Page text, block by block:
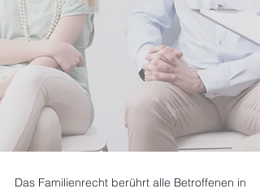
Das Familienrecht berührt alle Betroffenen in